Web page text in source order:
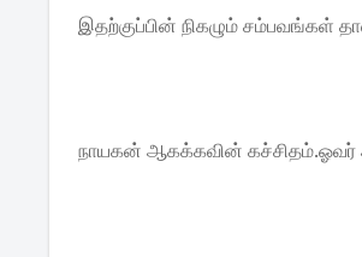
இதற்குப்பின் நிகழும் சம்பவங்கள்
நாயகன் ஆகக்கவின் கச்சிதம்.ஓவர்